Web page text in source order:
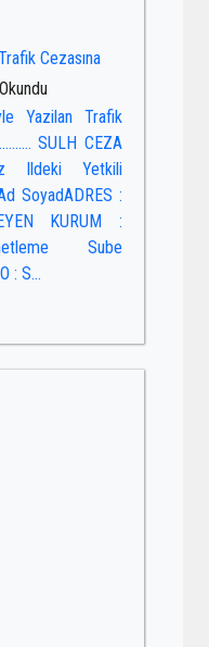
Cezasına
Yazilan Trafik
SULH CEZA
Ildeki Yetkili
SoyadADRES :
KURUM :
Sube
: S...